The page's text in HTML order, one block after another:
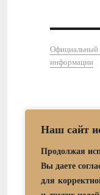
Наш сайт
Продолжая
Вы даете
для
Официальный
информации